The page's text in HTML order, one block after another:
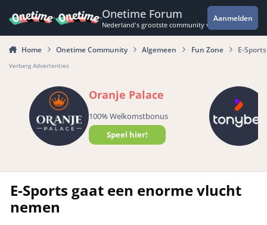
Onetime Forum
Nederland's grootste community voor de
Aanmelden
Home Onetime Community Algemeen Fun Zone E-
Verberg Advertenties
Oranje Palace
100% Welkomstbonus
Speel hier!
E-Sports gaat een enorme vlucht
nemen